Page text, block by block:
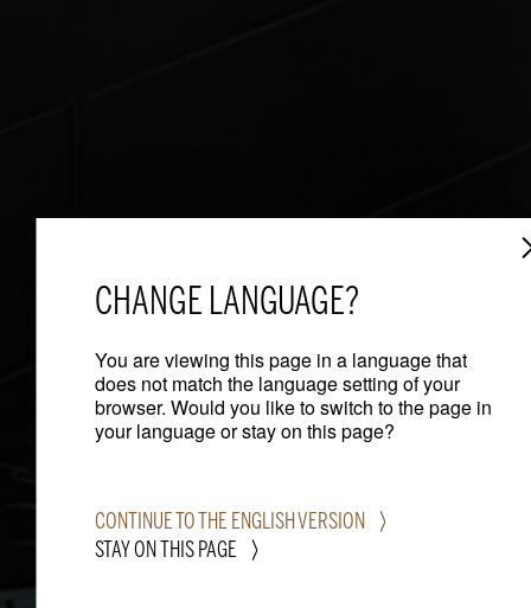
CHANGE LANGUAGE?
You are viewing this page in a language that
does not match the language setting of your
browser. Would you like to switch to the page in
your language or stay on this page?
CONTINUE TO THE ENGLISH VERSION
STAY ON THIS PAGE